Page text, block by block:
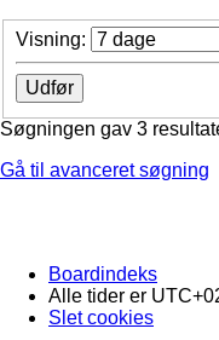
Visning:
Søgningen gav 3
Gå til avanceret søgning
Boardindeks
Alle tider er
Slet cookies